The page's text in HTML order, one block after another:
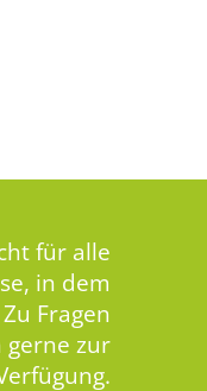
für alle
in dem
Fragen
gerne zur